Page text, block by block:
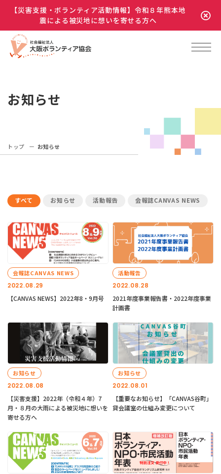
【災害支援・ボランティア活動情報】令和８年熊本地
震による被災地に想いを寄せる方へ
お知らせ
トップ お知らせ
すべて お知らせ 活動報告 会報誌CANVAS NEWS
2022.08.29
会報誌CANVAS NEWS
【CANVAS NEWS】2022年8・9月号
2022.08.28
活動報告
2021年度事業報告書・2022年度事業
計画書
2022.08.08
お知らせ
【災害支援】2022年（令和４年）7
月・８月の大雨による被災地に想いを
寄せる方へ
2022.08.01
お知らせ
【重要なお知らせ】「CANVAS谷町」
貸会議室の仕組み変更について